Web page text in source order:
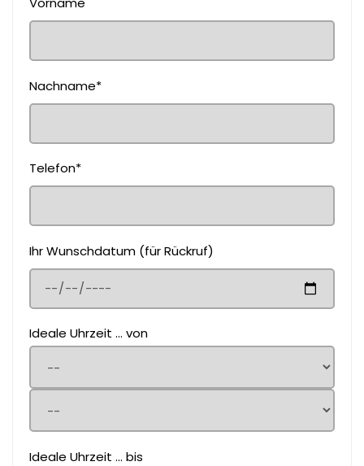
Nachname*
Telefon*
Ihr Wunschdatum (für Rückruf)
Ideale Uhrzeit ... von
Ideale Uhrzeit ... bis